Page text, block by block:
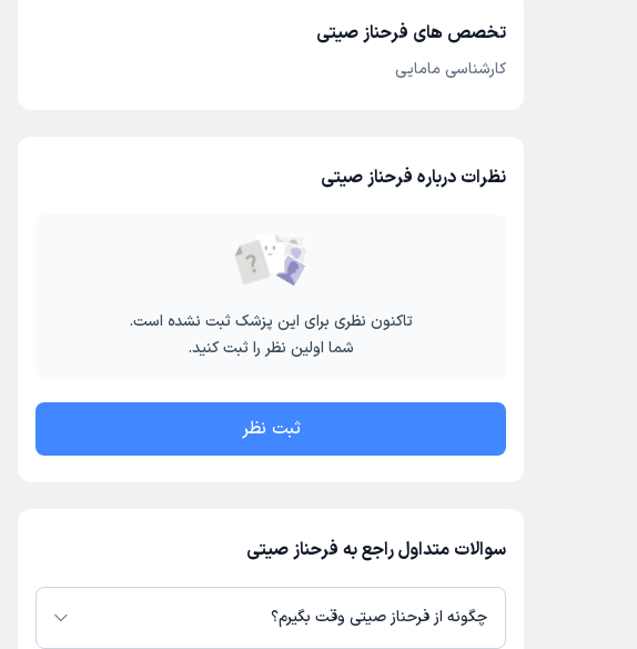
تخصص های فرحناز صیتی
کارشناسی مامایی
نظرات درباره فرحناز صیتی
تاکنون نظری برای این پزشک ثبت نشده است.
شما اولین نظر را ثبت کنید.
ثبت نظر
سوالات متداول راجع به فرحناز صیتی
چگونه از فرحناز صیتی وقت بگیرم؟